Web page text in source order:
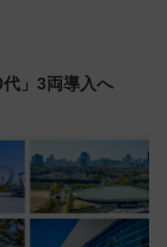
」3両導入へ